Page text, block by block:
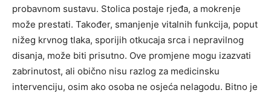
probavnom sustavu. Stolica postaje rjeđa, a mokrenje
može prestati. Također, smanjenje vitalnih funkcija, poput
nižeg krvnog tlaka, sporijih otkucaja srca i nepravilnog
disanja, može biti prisutno. Ove promjene mogu izazvati
zabrinutost, ali obično nisu razlog za medicinsku
intervenciju, osim ako osoba ne osjeća nelagodu. Bitno je